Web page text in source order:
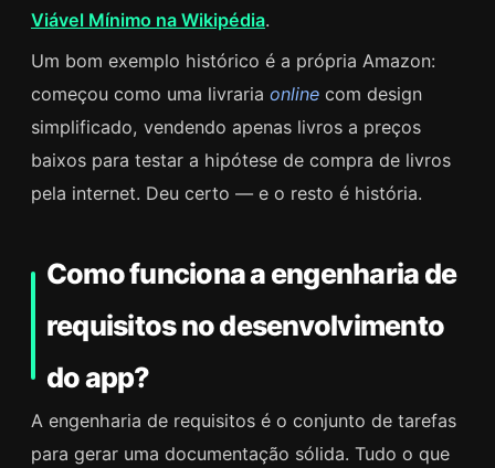
Viável Mínimo na Wikipédia.
Um bom exemplo histórico é a própria Amazon:
começou como uma livraria online com design
simplificado, vendendo apenas livros a preços
baixos para testar a hipótese de compra de livros
pela internet. Deu certo — e o resto é história.
Como funciona a engenharia de
requisitos no desenvolvimento
do app?
A engenharia de requisitos é o conjunto de tarefas
para gerar uma documentação sólida. Tudo o que